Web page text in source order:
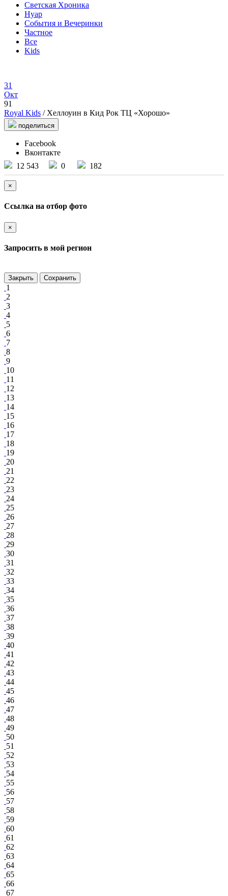
Светская Хроника
Нуар
События и Вечеринки
Частное
Все
Kids
31
Окт
91
Royal Kids / Хеллоуин в Кид Рок ТЦ «Хорошо»
поделиться
Facebook
Вконтакте
12 543
0 182
×
Ссылка на отбор фото
×
Запросить в мой регион
Закрыть Сохранить
1
2
3
4
5
6
7
8
9
10
11
12
13
14
15
16
17
18
19
20
21
22
23
24
25
26
27
28
29
30
31
32
33
34
35
36
37
38
39
40
41
42
43
44
45
46
47
48
49
50
51
52
53
54
55
56
57
58
59
60
61
62
63
64
65
66
67